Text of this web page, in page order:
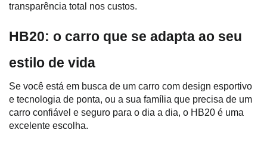
transparência total nos custos.
HB20: o carro que se adapta ao seu
estilo de vida
Se você está em busca de um carro com design esportivo
e tecnologia de ponta, ou a sua família que precisa de um
carro confiável e seguro para o dia a dia, o HB20 é uma
excelente escolha.